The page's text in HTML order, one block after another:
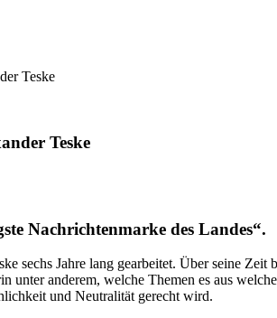
Teske
Teske
Nachrichtenmarke des Landes“.
sechs Jahre lang gearbeitet. Über seine
anderem, welche Themen es aus
und Neutralität gerecht wird.